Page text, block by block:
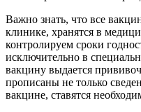
Важно знать, что все
клинике, хранятся в
контролируем сроки
исключительно в
вакцину выдается
прописаны не только
вакцине, ставятся